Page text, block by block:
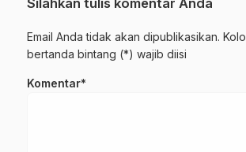
Email Anda tidak akan dipublikasikan.
bertanda bintang (*) wajib diisi
Komentar*